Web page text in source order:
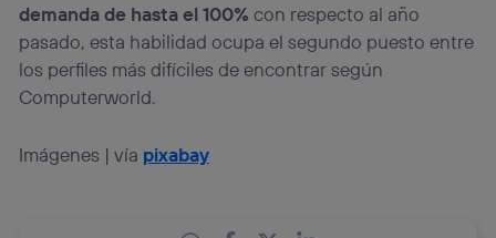
demanda de hasta el 100% con respecto al año
pasado, esta habilidad ocupa el segundo puesto entre
los perfiles más difíciles de encontrar según
Computerworld.
Imágenes | vía pixabay